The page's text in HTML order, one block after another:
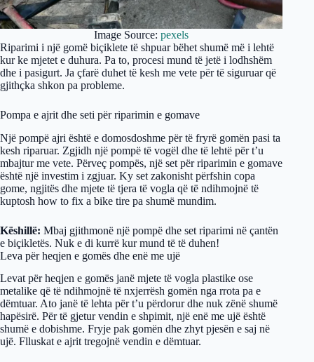
Image Source:pexels
Riparimi i një gomë biçiklete të shpuar bëhet shumë më i lehtë
kur ke mjetet e duhura. Pa to, procesi mund të jetë i lodhshëm
dhe i pasigurt. Ja çfarë duhet të kesh me vete për të siguruar që
gjithçka shkon pa probleme.
Pompa e ajrit dhe seti për riparimin e gomave
Një pompë ajri është e domosdoshme për të fryrë gomën pasi ta
kesh riparuar. Zgjidh një pompë të vogël dhe të lehtë për t’u
mbajtur me vete. Përveç pompës, një set për riparimin e gomave
është një investim i zgjuar. Ky set zakonisht përfshin copa
gome, ngjitës dhe mjete të tjera të vogla që të ndihmojnë të
kuptosh how to fix a bike tire pa shumë mundim.
Këshillë: Mbaj gjithmonë një pompë dhe set riparimi në çantën
e biçikletës. Nuk e di kurrë kur mund të të duhen!
Leva për heqjen e gomës dhe enë me ujë
Levat për heqjen e gomës janë mjete të vogla plastike ose
metalike që të ndihmojnë të nxjerrësh gomën nga rrota pa e
dëmtuar. Ato janë të lehta për t’u përdorur dhe nuk zënë shumë
hapësirë. Për të gjetur vendin e shpimit, një enë me ujë është
shumë e dobishme. Fryje pak gomën dhe zhyt pjesën e saj në
ujë. Flluskat e ajrit tregojnë vendin e dëmtuar.